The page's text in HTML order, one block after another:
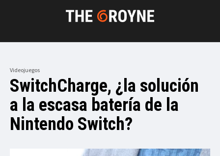
Videojuegos
SwitchCharge, ¿la solución
a la escasa batería de la
Nintendo Switch?